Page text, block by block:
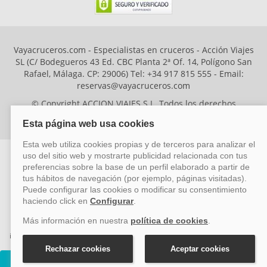
Cruceros Odyssey of the Seas
imposible aburrirse
aun así lo hemos pasado de 10
10
Vanesa
24/07/2022
Mediterráneo Odyssey Of The Seas desde
Civitavecchia (Roma) XXII
El barco expectacular
Nada que no me gustara
Vayacruceros.com - Especialistas en cruceros - Acción Viajes
SL (C/ Bodegueros 43 Ed. CBC Planta 2ª Of. 14, Polígono San
Rafael, Málaga. CP: 29006) Tel: +34 917 815 555 - Email:
reservas@vayacruceros.com
© Copyright ACCION VIAJES S.L. Todos los derechos
ACCION VIAJES SL ha sido beneficiaria del Fondo Europeo de Desarrollo
Regional (FEDER), cuyo objetivo es mejorar la competitividad de las pymes
mediante el impulso de la innovación, el desarrollo tecnológico, la
investigación de calidad y el uso seguro y fiable del ciberespacio. Gracias a
esta financiación, la empresa ha puesto en marcha un Plan de Acción
durante el año 2026 para reforzar su competitividad empresarial,